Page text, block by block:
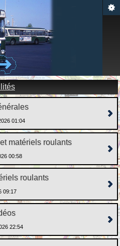
01:04
matériels roulants
00:58
roulants
09:17
22:54